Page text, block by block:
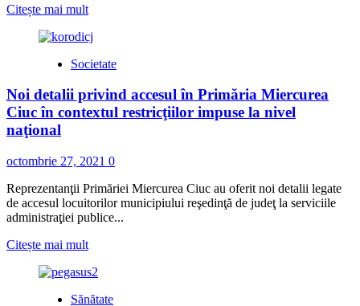
Citește mai multRead
about
Spitalului
fac
apel
la
respectarea
măsurilor
pentru
reducerea
transmiterii
COVID-
19
Societate
Noi detalii privind accesul în Primăria Miercurea
Ciuc în contextul restricţiilor impuse la nivel
naţional
octombrie 27, 2021 0
Reprezentanţii Primăriei Miercurea Ciuc au oferit noi detalii legate
de accesul locuitorilor municipiului reşedinţă de judeţ la serviciile
administraţiei publice...
Citește mai multRead
about
detalii
Sănătate